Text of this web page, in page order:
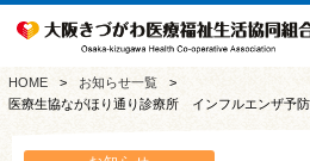
HOME
お知らせ一覧
医療生協ながほり通り診療所 インフルエンザ予